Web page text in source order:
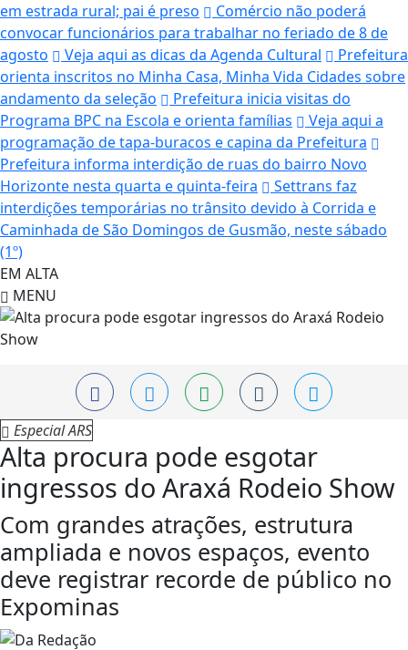
em estrada rural; pai é preso
Comércio não poderá
convocar funcionários para trabalhar no feriado de 8 de
agosto
Veja aqui as dicas da Agenda Cultural
Prefeitura
orienta inscritos no Minha Casa, Minha Vida Cidades sobre
andamento da seleção
Prefeitura inicia visitas do
Programa BPC na Escola e orienta famílias
Veja aqui a
programação de tapa-buracos e capina da Prefeitura
Prefeitura informa interdição de ruas do bairro Novo
Horizonte nesta quarta e quinta-feira
Settrans faz
interdições temporárias no trânsito devido à Corrida e
Caminhada de São Domingos de Gusmão, neste sábado
(1º)
EM ALTA
MENU
Especial ARS
Alta procura pode esgotar
ingressos do Araxá Rodeio Show
Com grandes atrações, estrutura
ampliada e novos espaços, evento
deve registrar recorde de público no
Expominas